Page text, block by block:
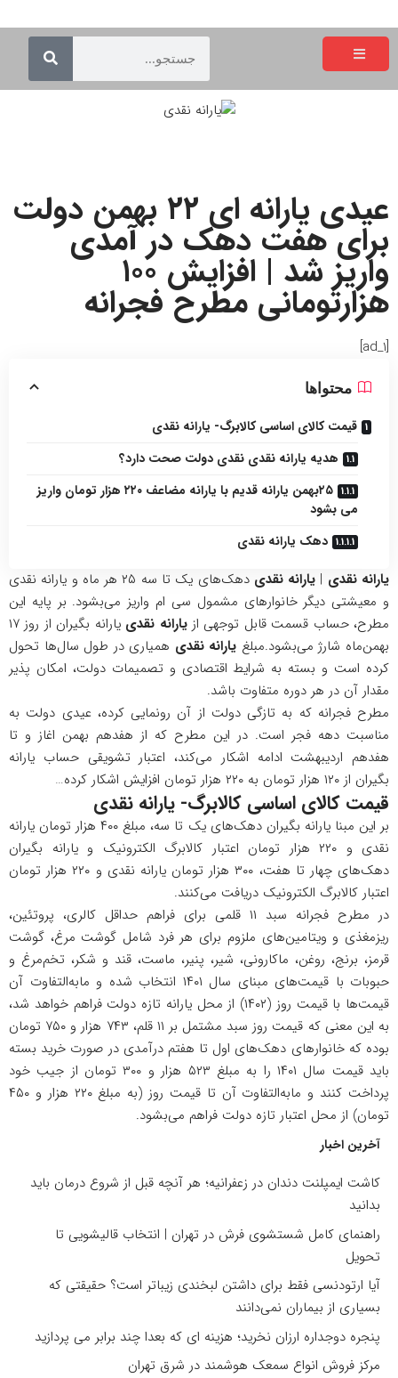
عیدی یارانه ای ۲۲ بهمن دولت
برای هفت دهک در آمدی
واریز شد | افزایش ۱۰۰
هزارتومانی مطرح فجرانه
[ad_1]
محتواها
قیمت کالای اساسی کالابرگ- یارانه نقدی
هدیه یارانه نقدی نقدی دولت صحت دارد؟
۲۵بهمن یارانه قدیم با یارانه مضاعف ۲۲۰ هزار تومان واریز
می بشود
دهک یارانه نقدی
یارانه نقدی | یارانه نقدی
دهک‌های یک تا سه ۲۵ هر ماه و یارانه نقدی
و معیشتی دیگر خانوار‌های مشمول سی ام واریز می‌بشود. بر پایه این
مطرح، حساب قسمت قابل توجهی ازیارانه نقدی
یارانه‌ بگیران از روز ۱۷
بهمن‌ماه شارژ می‌بشود.مبلغ یارانه نقدی همیاری در طول سال‌ها تحول
کرده است و بسته به شرایط اقتصادی و تصمیمات دولت، امکان پذیر
مقدار آن در هر دوره متفاوت باشد.
مطرح فجرانه که به تازگی دولت از آن رونمایی کرده، عیدی دولت به
مناسبت دهه فجر است. در این مطرح که از هفدهم بهمن اغاز و تا
هفدهم اردیبهشت ادامه اشکار می‌کند، اعتبار تشویقی حساب یارانه
بگیران از ۱۲۰ هزار تومان به ۲۲۰ هزار تومان افزایش اشکار کرده…
قیمت کالای اساسی کالابرگ- یارانه نقدی
بر این مبنا یارانه بگیران دهک‌های یک تا سه، مبلغ ۴۰۰ هزار تومان یارانه
نقدی و ۲۲۰ هزار تومان اعتبار کالابرگ الکترونیک و یارانه بگیران
دهک‌های چهار تا هفت، ۳۰۰ هزار تومان یارانه نقدی و ۲۲۰ هزار تومان
اعتبار کالابرگ الکترونیک دریافت می‌کنند.
در مطرح فجرانه سبد ۱۱ قلمی برای فراهم حداقل کالری، پروتئین،
ریزمغذی و ویتامین‌های ملزوم برای هر فرد شامل گوشت مرغ، گوشت
قرمز، برنج، روغن، ماکارونی، شیر، پنیر، ماست، قند و شکر، تخم‌مرغ و
حبوبات با قیمت‌های مبنای سال ۱۴۰۱ انتخاب شده و مابه‌التفاوت آن
قیمت‌ها با قیمت روز (۱۴۰۲) از محل یارانه تازه دولت فراهم خواهد شد،
به این معنی که قیمت روز سبد مشتمل بر ۱۱ قلم، ۷۴۳ هزار و ۷۵۰ تومان
بوده که خانوارهای دهک‌های اول تا هفتم درآمدی در صورت خرید بسته
باید قیمت سال ۱۴۰۱ را به مبلغ ۵۲۳ هزار و ۳۰۰ تومان از جیب خود
پرداخت کنند و مابه‌التفاوت آن تا قیمت روز (به مبلغ ۲۲۰ هزار و ۴۵۰
تومان) از محل اعتبار تازه دولت فراهم می‌بشود.
آخرین اخبار
کاشت ایمپلنت دندان در زعفرانیه؛ هر آنچه قبل از شروع درمان باید
بدانید
راهنمای کامل شستشوی فرش در تهران | انتخاب قالیشویی تا
تحویل
آیا ارتودنسی فقط برای داشتن لبخندی زیباتر است؟ حقیقتی که
بسیاری از بیماران نمی‌دانند
پنجره دوجداره ارزان نخرید؛ هزینه ای که بعدا چند برابر می پردازید
مرکز فروش انواع سمعک هوشمند در شرق تهران